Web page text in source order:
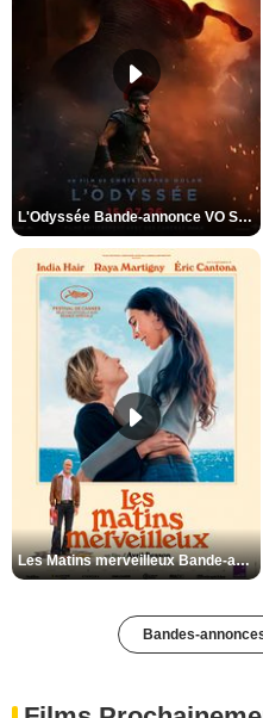
L'Odyssée Bande-annonce VO STFR
Les Matins merveilleux Bande-annonce VF
Bandes-